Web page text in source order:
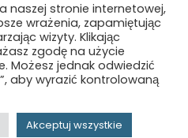
nas na
pod pada. All rights
naszej stronie internetowej,
wrażenia, zapamiętując
wizyty. Klikając
zgodę na użycie
Możesz jednak odwiedzić
aby wyrazić kontrolowaną
Akceptuj wszystkie